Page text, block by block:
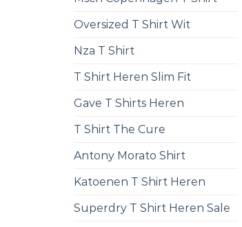
Oversized T Shirt Wit
Nza T Shirt
T Shirt Heren Slim Fit
Gave T Shirts Heren
T Shirt The Cure
Antony Morato Shirt
Katoenen T Shirt Heren
Superdry T Shirt Heren Sale